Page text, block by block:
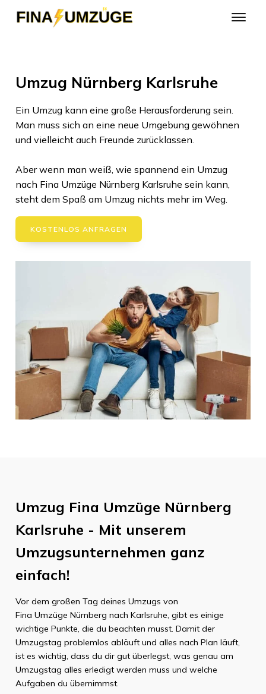
Umzug Nürnberg Karlsruhe
Ein Umzug kann eine große Herausforderung sein.
Man muss sich an eine neue Umgebung gewöhnen
und vielleicht auch Freunde zurücklassen.
Aber wenn man weiß, wie spannend ein Umzug
nach Fina Umzüge Nürnberg Karlsruhe sein kann,
steht dem Spaß am Umzug nichts mehr im Weg.
KOSTENLOS ANFRAGEN
Umzug Fina Umzüge Nürnberg
Karlsruhe - Mit unserem
Umzugsunternehmen ganz
einfach!
Vor dem großen Tag deines Umzugs von
Fina Umzüge Nürnberg nach Karlsruhe, gibt es einige
wichtige Punkte, die du beachten musst. Damit der
Umzugstag problemlos abläuft und alles nach Plan läuft,
ist es wichtig, dass du dir gut überlegst, was genau am
Umzugstag alles erledigt werden muss und welche
Aufgaben du übernimmst.